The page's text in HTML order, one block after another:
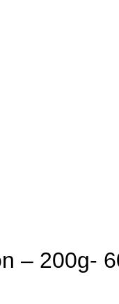
– 200g-